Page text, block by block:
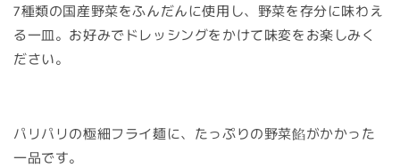
7種類の国産野菜をふんだんに使用し、野菜を存分に味わえ
る一皿。お好みでドレッシングをかけて味変をお楽しみく
ださい。
パリパリの極細フライ麺に、たっぷりの野菜餡がかかった
一品です。